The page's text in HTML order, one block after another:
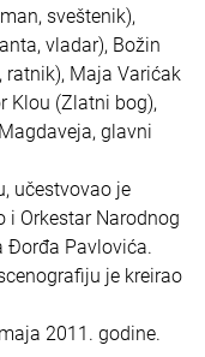
sveštenik),
vladar), Božin
ratnik), Maja Varićak
Klou (Zlatni bog),
glavni
učestvovao je
Orkestar Narodnog
Đorđa Pavlovića.
je kreirao
2011. godine.